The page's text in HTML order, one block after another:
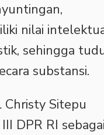
nilai
sehingga
substansi.
Christy Sitepu
DPR RI sebagai